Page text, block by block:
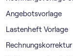
Angebotsvorlage
Lastenheft Vorlage